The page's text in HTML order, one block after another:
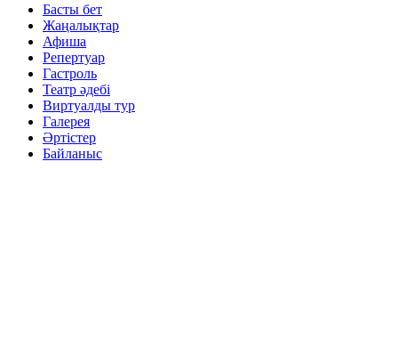
Басты бет
Жаңалықтар
Афиша
Репертуар
Гастроль
Театр әдебі
Виртуалды тур
Галерея
Әртістер
Байланыс